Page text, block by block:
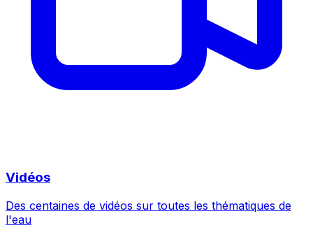
Vidéos
Des centaines de vidéos sur toutes les thématiques de
l'eau